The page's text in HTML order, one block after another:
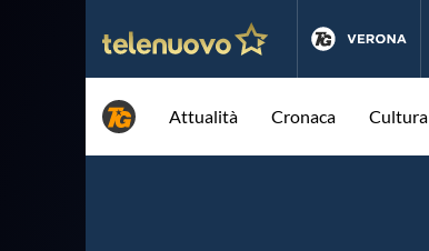
Attualità Cronaca Cultura